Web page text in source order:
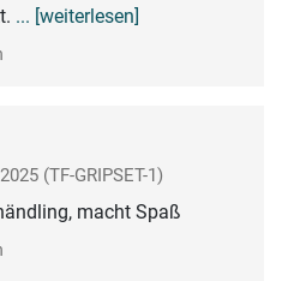
... [weiterlesen]
(TF-GRIPSET-1)
macht Spaß